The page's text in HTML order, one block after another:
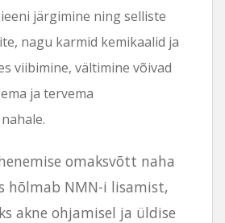
järgimine ning selliste
nagu karmid kemikaalid ja
viibimine, vältimine võivad
ja tervema
omaksvõtt naha
hõlmab NMN-i lisamist,
akne ohjamisel ja üldise